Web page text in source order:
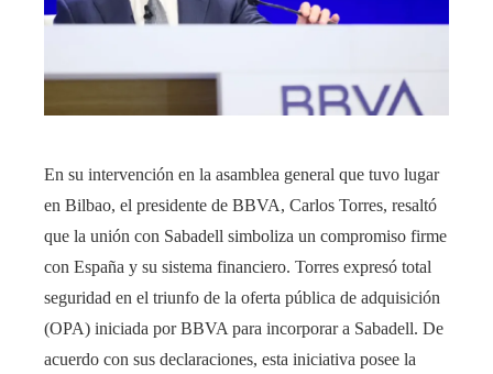
En su intervención en la asamblea general que tuvo lugar
en Bilbao, el presidente de BBVA, Carlos Torres, resaltó
que la unión con Sabadell simboliza un compromiso firme
con España y su sistema financiero. Torres expresó total
seguridad en el triunfo de la oferta pública de adquisición
(OPA) iniciada por BBVA para incorporar a Sabadell. De
acuerdo con sus declaraciones, esta iniciativa posee la